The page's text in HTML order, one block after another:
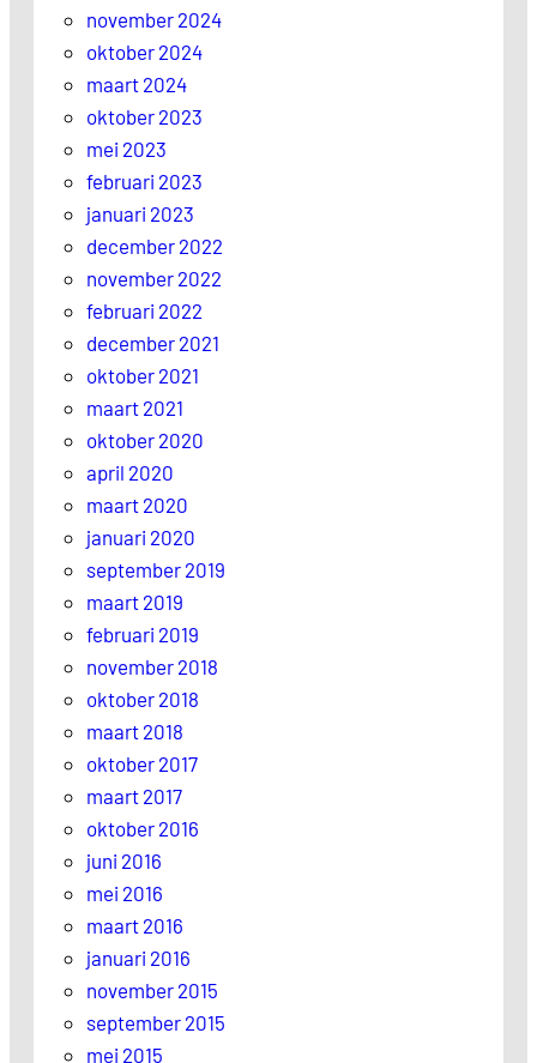
november 2024
oktober 2024
maart 2024
oktober 2023
mei 2023
februari 2023
januari 2023
december 2022
november 2022
februari 2022
december 2021
oktober 2021
maart 2021
oktober 2020
april 2020
maart 2020
januari 2020
september 2019
maart 2019
februari 2019
november 2018
oktober 2018
maart 2018
oktober 2017
maart 2017
oktober 2016
juni 2016
mei 2016
maart 2016
januari 2016
november 2015
september 2015
mei 2015